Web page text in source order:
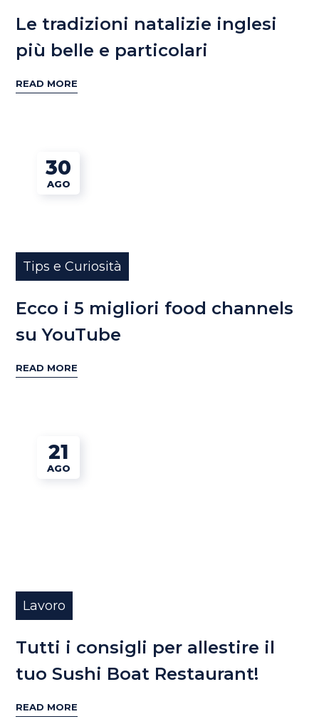
Le tradizioni natalizie inglesi
più belle e particolari
READ MORE
30
AGO
Tips e Curiosità
Ecco i 5 migliori food channels
su YouTube
READ MORE
21
AGO
Lavoro
Tutti i consigli per allestire il
tuo Sushi Boat Restaurant!
READ MORE